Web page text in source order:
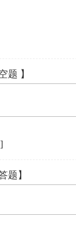
题 】
题 】